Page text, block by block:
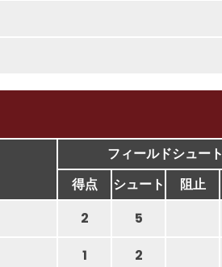
フィールドシュート
得点
シュート 阻止
2 5
1
2